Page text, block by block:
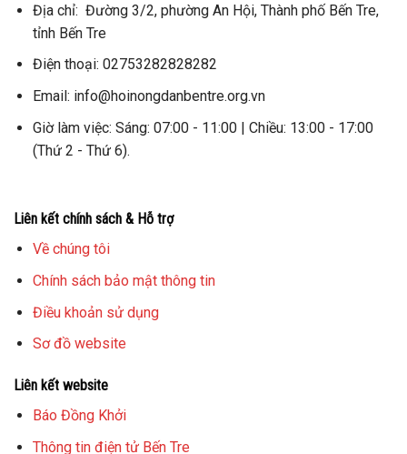
Địa chỉ: Đường 3/2, phường An Hội, Thành phố Bến Tre,
tỉnh Bến Tre
Điện thoại: 02753282828282
Email: info@hoinongdanbentre.org.vn
Giờ làm việc: Sáng: 07:00 - 11:00 | Chiều: 13:00 - 17:00
(Thứ 2 - Thứ 6).
Liên kết chính sách & Hỗ trợ
Về chúng tôi
Chính sách bảo mật thông tin
Điều khoản sử dụng
Sơ đồ website
Liên kết website
Báo Đồng Khởi
Thông tin điện tử Bến Tre